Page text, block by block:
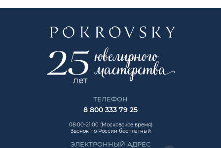
ТЕЛЕФОН
8 800 333 79 25
08:00-21:00 (Московское время)
Звонок по России бесплатный
ЭЛЕКТРОННЫЙ АДРЕС